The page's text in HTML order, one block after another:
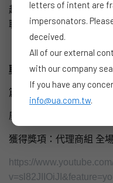
越目標，運用各種層面
聯廣傳播集團在傳播創
聯廣傳播集團得奬作品
篇名：看顧篇
廣告主：門諾醫院
獲得獎項：​代理商組 全
https://
letters of intent are
impersonators.
deceived.
All of our external
with our company
If you have any
info@ua.com.tw.